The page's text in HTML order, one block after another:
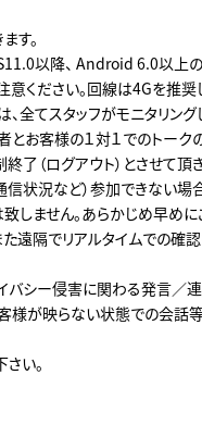
す。
以降、 Android 6.0以上
ください。回線は4Gを推奨
全てスタッフがモニタリング
お客様の１対１でのトーク
（ログアウト）とさせて頂き
信状況など）参加できない
しません。あらかじめ早めに
遠隔でリアルタイムでの確
バシー侵害に関わる発言／
が映らない状態での会話
い。